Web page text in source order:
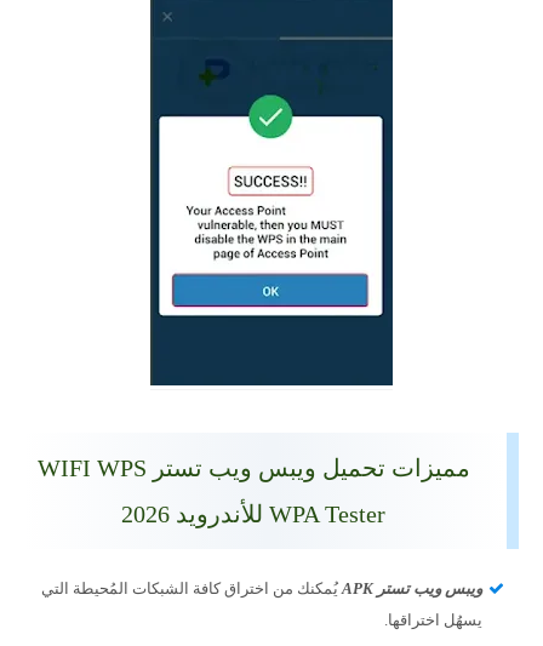
مميزات تحميل ويبس ويب تستر WIFI WPS
WPA Tester للأندرويد 2026
ويبس ويب تستر APK
يُمكنك من اختراق كافة الشبكات المُحيطة التي
يسهُل اختراقها.